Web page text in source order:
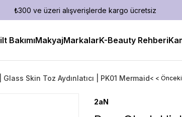
₺300 ve üzeri alışverişlerde kargo ücretsiz
BakımıMakyajMarkalarK-Beauty Rehberi
Skin Toz Aydınlatıcı | PK01 Mermaid< <
2aN